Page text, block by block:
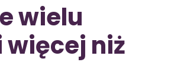
wielu
niż